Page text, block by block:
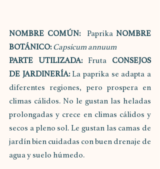
NOMBRE COMÚN:
  Paprika
NOMBRE
BOTÁNICO: Capsicum annuum
PARTE UTILIZADA: Fruta CONSEJOS
DE JARDINERÍA: La paprika se adapta a
diferentes regiones, pero prospera en
climas cálidos. No le gustan las heladas
prolongadas y crece en climas cálidos y
secos a pleno sol. Le gustan las camas de
jardín bien cuidadas con buen drenaje de
agua y suelo húmedo.